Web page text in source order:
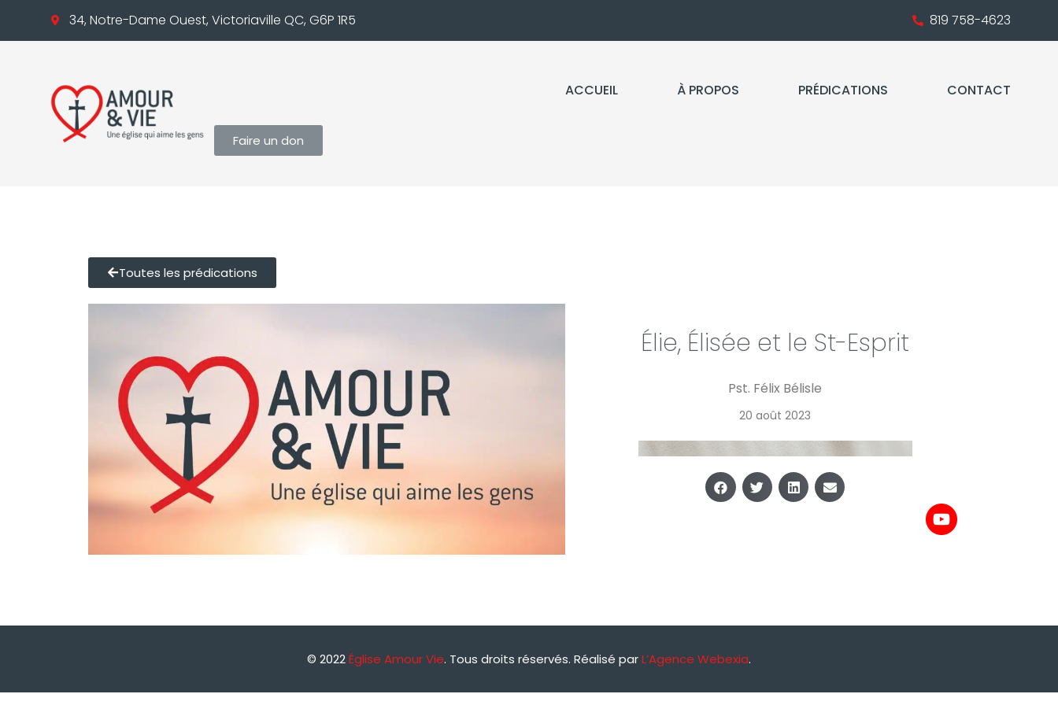
34, Notre-Dame Ouest, Victoriaville QC, G6P 1R5 819 758-4623
ACCUEIL À PROPOS PRÉDICATIONS CONTACT
Faire un don
Toutes les prédications
Élie, Élisée et le St-Esprit
Pst. Félix Bélisle
20 août 2023
© 2022Église Amour Vie. Tous droits réservés. Réalisé parL’Agence Webexia.